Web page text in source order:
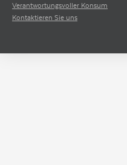
Verantwortungsvoller Konsum
Kontaktieren Sie uns